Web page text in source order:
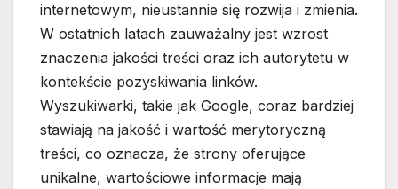
internetowym, nieustannie się rozwija i zmienia.
W ostatnich latach zauważalny jest wzrost
znaczenia jakości treści oraz ich autorytetu w
kontekście pozyskiwania linków.
Wyszukiwarki, takie jak Google, coraz bardziej
stawiają na jakość i wartość merytoryczną
treści, co oznacza, że strony oferujące
unikalne, wartościowe informacje mają